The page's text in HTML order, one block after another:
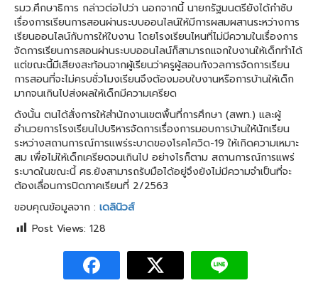
รมว.ศึกษาธิการ กล่าวต่อไปว่า นอกจากนี้ นายกรัฐมนตรียังได้กำชับ
เรื่องการเรียนการสอนผ่านระบบออนไลน์ให้มีการผสมผสานระหว่างการ
เรียนออนไลน์กับการให้ใบงาน โดยโรงเรียนไหนที่ไม่มีความในเรื่องการ
จัดการเรียนการสอนผ่านระบบออนไลน์ก็สามารถแจกใบงานให้เด็กทำได้
แต่ขณะนี้มีเสียงสะท้อนจากผู้เรียนว่าครูผู้สอนกังวลการจัดการเรียน
การสอนที่จะไม่ครบชั่วโมงเรียนจึงต้องมอบใบงานหรือการบ้านให้เด็ก
มากจนเกินไปส่งผลให้เด็กมีความเครียด
ดังนั้น ตนได้สั่งการให้สำนักงานเขตพื้นที่การศึกษา (สพท.) และผู้
อำนวยการโรงเรียนไปบริหารจัดการเรื่องการมอบการบ้านให้นักเรียน
ระหว่างสถานการณ์การแพร่ระบาดของโรคโควิด-19 ให้เกิดความเหมาะ
สม เพื่อไม่ให้เด็กเครียดจนเกินไป อย่างไรก็ตาม สถานการณ์การแพร่
ระบาดในขณะนี้ ศธ.ยังสามารถรับมือได้อยู่จึงยังไม่มีความจำเป็นที่จะ
ต้องเลื่อนการปิดภาคเรียนที่ 2/2563
ขอบคุณข้อมูลจาก : เดลินิวส์
Post Views: 128